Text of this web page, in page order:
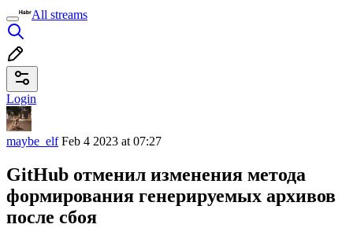
All streams
Login
maybe_elfFeb 4 2023 at 07:27
GitHub отменил изменения метода
формирования генерируемых архивов
после сбоя